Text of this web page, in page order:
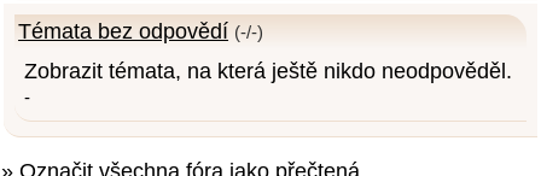
Témata bez odpovědí (-/-)
Zobrazit témata, na která ještě nikdo neodpověděl.
-
» Označit všechna fóra jako přečtená